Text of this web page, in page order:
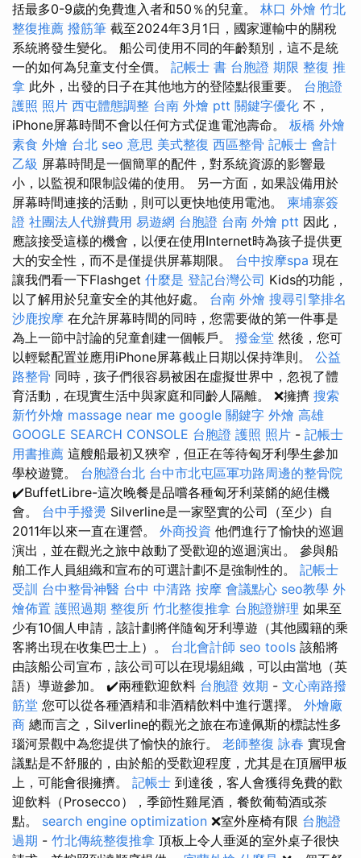
括最多0-9歲的免費進入者和50％的兒童。 林口 外燴 竹北
整復推薦 撥筋筆 截至2024年3月1日，國家運輸中的關稅
系統將發生變化。 船公司使用不同的年齡類別，這不是統
一的如何為兒童支付全價。 記帳士 書 台胞證 期限 整復 推
拿 此外，出發的日子在其他地方的登陸點很重要。 台胞證
護照 照片 西屯體態調整 台南 外燴 ptt 關鍵字優化 不，
iPhone屏幕時間不會以任何方式促進電池壽命。 板橋 外燴
素食 外燴 台北 seo 意思 美式整復 西區整骨 記帳士 會計
乙級 屏幕時間是一個簡單的配件，對系統資源的影響最
小，以監視和限制設備的使用。 另一方面，如果設備用於
屏幕時間連接的活動，則可以更快地使用電池。 柬埔寨簽
證 社團法人代辦費用 易遊網 台胞證 台南 外燴 ptt 因此，
應該接受這樣的機會，以便在使用Internet時為孩子提供更
大的安全性，而不是僅提供屏幕期限。 台中按摩spa 現在
讓我們看一下Flashget 什麼是 登記台灣公司 Kids的功能，
以了解用於兒童安全的其他好處。 台南 外燴 搜尋引擎排名
沙鹿按摩 在允許屏幕時間的同時，您需要做的第一件事是
為上一節中討論的兒童創建一個帳戶。 撥金堂 然後，您可
以輕鬆配置並應用iPhone屏幕截止日期以保持準則。 公益
路整骨 同時，孩子們很容易被困在虛擬世界中，忽視了體
育活動，在現實生活中與家庭和同齡人隔離。 ❌擁擠 搜索
新竹外燴 massage near me google 關鍵字 外燴 高雄
GOOGLE SEARCH CONSOLE 台胞證 護照 照片 - 記帳士
用書推薦 這艘船最初又狹窄，但正在等待匈牙利學生參加
學校遊覽。 台胞證台北 台中市北屯區軍功路周邊的整骨院
✔️BuffetLibre-這次晚餐是品嚐各種匈牙利菜餚的絕佳機
會。 台中手撥燙 Silverline是一家堅實的公司（至少）自
2011年以來一直在運營。 外商投資 他們進行了愉快的巡迴
演出，並在觀光之旅中啟動了受歡迎的巡迴演出。 參與船
舶工作人員組織和宣布的可選計劃不是強制性的。 記帳士
受訓 台中整骨神醫 台中 中清路 按摩 會議點心 seo教學 外
燴佈置 護照過期 整復所 竹北整復推拿 台胞證辦理 如果至
少有10個人申請，該計劃將伴隨匈牙利導遊（其他國籍的乘
客將出現在收集巴士上）。 台北會計師 seo tools 該船將
由該船公司宣布，該公司可以在現場組織，可以由當地（英
語）導遊參加。 ✔️兩種歡迎飲料 台胞證 效期 - 文心南路撥
筋堂 您可以從各種酒精和非酒精飲料中進行選擇。 外燴廠
商 總而言之，Silverline的觀光之旅在布達佩斯的標誌性多
瑙河景觀中為您提供了愉快的旅行。 老師整復 詠春 實現會
議點是不舒服的，由於船的受歡迎程度，尤其是在頂層甲板
上，可能會很擁擠。 記帳士 到達後，客人會獲得免費的歡
迎飲料（Prosecco），季節性雞尾酒，餐飲葡萄酒或茶
點。 search engine optimization ❌室外座椅有限 台胞證
過期 - 竹北傳統整復推拿 頂板上令人垂涎的室外桌子很快